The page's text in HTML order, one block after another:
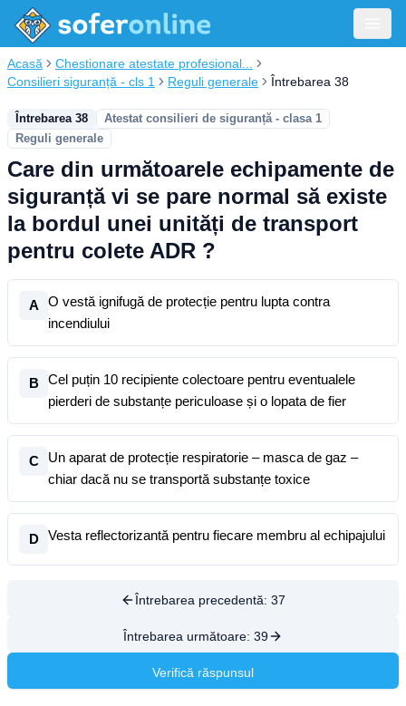
Acasă
Chestionare atestate profesional...
Consilieri siguranță - cls 1
Reguli generale Întrebarea 38
Întrebarea 38
Atestat consilieri de siguranță - clasa 1
Reguli generale
Care din următoarele echipamente de
siguranță vi se pare normal să existe
la bordul unei unități de transport
pentru colete ADR ?
A
O vestă ignifugă de protecție pentru lupta contra
incendiului
B
Cel puțin 10 recipiente colectoare pentru eventualele
pierderi de substanțe periculoase și o lopata de fier
C
Un aparat de protecție respiratorie – masca de gaz –
chiar dacă nu se transportă substanțe toxice
D Vesta reflectorizantă pentru fiecare membru al echipajului
Întrebarea precedentă: 37
Întrebarea următoare: 39
Verifică răspunsul